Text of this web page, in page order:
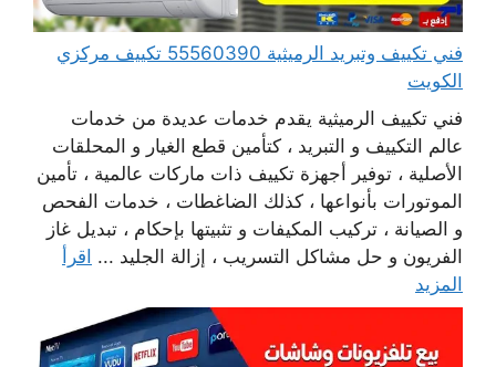
فني تكييف وتبريد الرميثية 55560390 تكييف مركزي
الكويت
فني تكييف الرميثية يقدم خدمات عديدة من خدمات
عالم التكييف و التبريد ، كتأمين قطع الغيار و المحلقات
الأصلية ، توفير أجهزة تكييف ذات ماركات عالمية ، تأمين
الموتورات بأنواعها ، كذلك الضاغطات ، خدمات الفحص
و الصيانة ، تركيب المكيفات و تثبيتها بإحكام ، تبديل غاز
الفريون و حل مشاكل التسريب ، إزالة الجليد ... اقرأ
المزيد